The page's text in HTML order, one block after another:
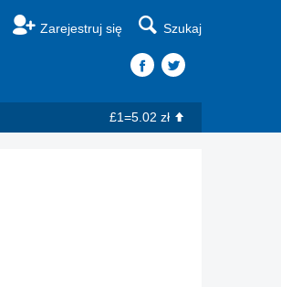
Zarejestruj się Szukaj
£1=5.02 zł